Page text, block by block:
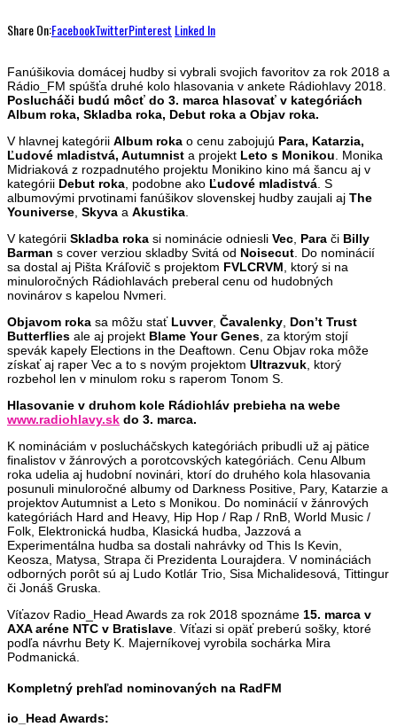
Share On:FacebookTwitterPinterest Linked In
Fanúšikovia domácej hudby si vybrali svojich favoritov za rok 2018 a
Rádio_FM spúšťa druhé kolo hlasovania v ankete Rádiohlavy 2018.
Poslucháči budú môcť do 3. marca hlasovať v kategóriách
Album roka, Skladba roka, Debut roka a Objav roka.
V hlavnej kategórii Album roka o cenu zabojujú Para, Katarzia,
Ľudové mladistvá, Autumnist a projekt Leto s Monikou . Monika
Midriaková z rozpadnutého projektu Monikino kino má šancu aj v
kategórii Debut roka , podobne ako Ľudové mladistvá . S
albumovými prvotinami fanúšikov slovenskej hudby zaujali aj The
Youniverse Skyva a Akustika
V kategórii Skladba roka si nominácie odniesli Vec Para či Billy
Barman s cover verziou skladby Svitá od Noisecut . Do nominácií
sa dostal aj Pišta Kráľovič s projektom FVLCRVM , ktorý si na
minuloročných Rádiohlavách preberal cenu od hudobných
novinárov s kapelou Nvmeri.
Objavom roka sa môžu stať Luvver, Čavalenky Don’t Trust
Butterflies ale aj projekt Blame Your Genes , za ktorým stojí
spevák kapely Elections in the Deaftown. Cenu Objav roka môže
získať aj raper Vec a to s novým projektom Ultrazvuk , ktorý
rozbehol len v minulom roku s raperom Tonom S.
Hlasovanie v druhom kole Rádiohláv prebieha na webe
www.radiohlavy.sk do 3. marca.
K nomináciám v poslucháčskych kategóriách pribudli už aj pätice
finalistov v žánrových a porotcovských kategóriách. Cenu Album
roka udelia aj hudobní novinári, ktorí do druhého kola hlasovania
posunuli minuloročné albumy od Darkness Positive, Pary, Katarzie a
projektov Autumnist a Leto s Monikou. Do nominácií v žánrových
kategóriách Hard and Heavy, Hip Hop / Rap / RnB, World Music /
Folk, Elektronická hudba, Klasická hudba, Jazzová a
Experimentálna hudba sa dostali nahrávky od This Is Kevin,
Keosza, Matysa, Strapa či Prezidenta Lourajdera. V nomináciách
odborných porôt sú aj Ludo Kotlár Trio, Sisa Michalidesová, Tittingur
či Jonáš Gruska.
Víťazov Radio_Head Awards za rok 2018 spoznáme 15. marca v
AXA aréne NTC v Bratislave . Víťazi si opäť preberú sošky, ktoré
podľa návrhu Bety K. Majerníkovej vyrobila sochárka Mira
Podmanická.
Kompletný prehľad nominovaných na RadFM
io_Head Awards: